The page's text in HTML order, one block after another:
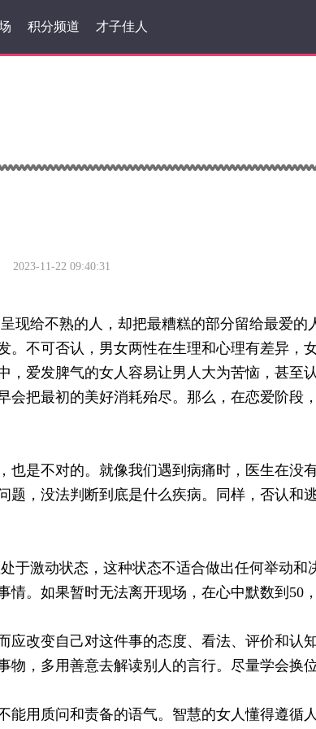
积分频道 才子佳人
2023-11-22 09:40:31
给不熟的人，却把最糟糕的部分留给最爱的
不可否认，男女两性在生理和心理有差异，
，爱发脾气的女人容易让男人大为苦恼，甚至
把最初的美好消耗殆尽。那么，在恋爱阶段
是不对的。就像我们遇到病痛时，医生在没
题，没法判断到底是什么疾病。同样，否认和
激动状态，这种状态不适合做出任何举动和
。如果暂时无法离开现场，在心中默数到50
改变自己对这件事的态度、看法、评价和认
物，多用善意去解读别人的言行。尽量学会换
用质问和责备的语气。智慧的女人懂得遵循